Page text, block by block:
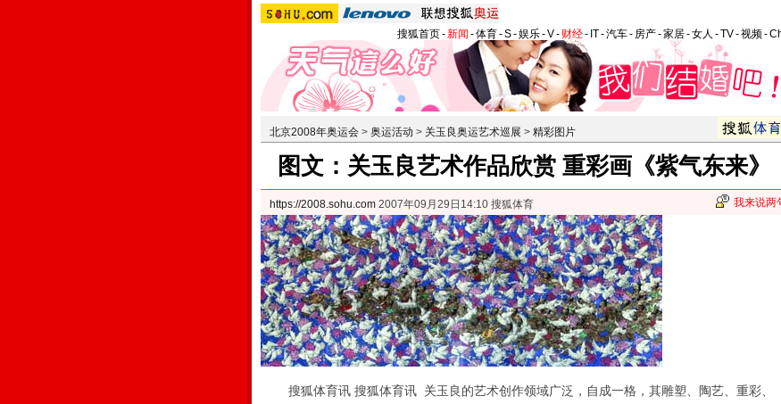
搜狐首页-新闻 -体育-S-娱乐-V- 财经- IT-汽车- 房产-家居-女人 -TV-视频-
北京2008年奥运会 > 奥运活动 > 关玉良奥运艺术巡展 > 精彩图片
图文：关玉良艺术作品欣赏 重彩画《紫气东来》
https://2008.sohu.com 2007年09月29日14:10 搜狐体育 我来说两
搜狐体育讯 搜狐体育讯 关玉良的艺术创作领域广泛，自成一格，其雕塑、陶艺、重彩、